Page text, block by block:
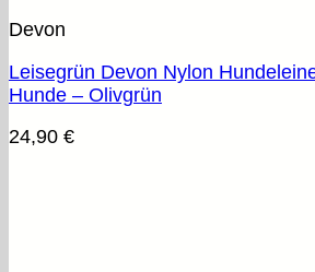
Devon
Leisegrün Devon Nylon
Hunde – Olivgrün
24,90 €